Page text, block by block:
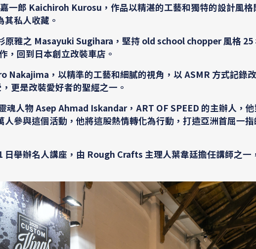
一郎 Kaichiroh Kurosu，作品以精湛的工藝和獨特的設計風格
私人收藏。
原雅之 Masayuki Sugihara，堅持 old school chopper 風格 25
，回到日本創立改裝車店。
Nakajima，以精準的工藝和細膩的視角，以 ASMR 方式記錄
更是改裝愛好者的聖經之一。
人物 Asep Ahmad Iskandar，ART OF SPEED 的主辦人，
參與這個活動，他將這股熱情轉化為行動，打造亞洲首屈一指
日舉辦名人講座，由 Rough Crafts 主理人葉韋廷擔任講師之一